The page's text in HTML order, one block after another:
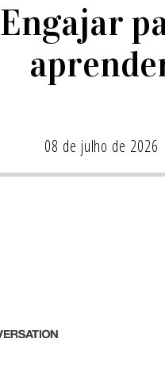
Engajar
08 de julho de 2026